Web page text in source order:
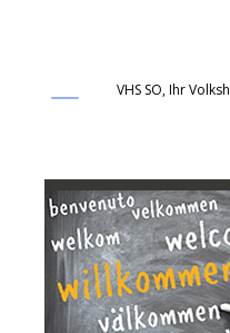
VHS SO, Ihr